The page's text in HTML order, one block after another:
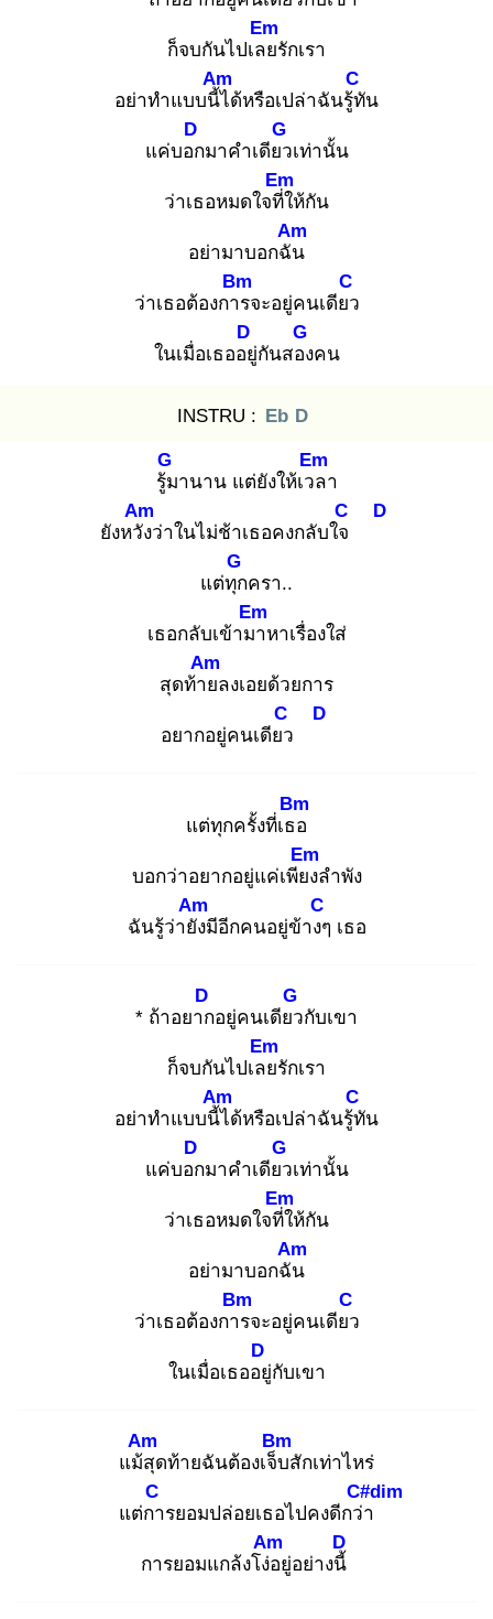
ก็จบกันไปเลย
Em
รักเรา
อย่าทำแบบนี้ไ
Am
ด้หรือเปล่าฉันรู้ทั
C
น
แค่บอก
D
มาคำเดียว
G
เท่านั้น
ว่าเธอหมดใจที่ใ
Em
ห้กัน
อย่ามาบอกฉัน
Am
ว่าเธอต้องการ
Bm
จะอยู่คนเดียว
C
ในเมื่อเธออยู่
D
กันสอง
G
คน
INSTRU : Eb D
รู้ม
G
านาน แต่ยังให้เวล
Em
า
ยังหวัง
Am
ว่าในไม่ช้าเธอคงกลับใจ
C D
แต่ทุก
G
ครา..
เธอกลับเข้ามา
Em
หาเรื่องใส่
สุดท้าย
Am
ลงเอยด้วยการ
อยากอยู่คนเดียว
C D
แต่ทุกครั้งที่เธอ
Bm
บอกว่าอยากอยู่แค่เพียง
Em
ลำพัง
ฉันรู้ว่ายัง
Am
มีอีกคนอยู่ข้างๆ
C
เธอ
* ถ้าอยาก
D
อยู่คนเดียว
G
กับเขา
ก็จบกันไปเลย
Em
รักเรา
อย่าทำแบบนี้ไ
Am
ด้หรือเปล่าฉันรู้ทั
C
น
แค่บอก
D
มาคำเดียว
G
เท่านั้น
ว่าเธอหมดใจที่ใ
Em
ห้กัน
อย่ามาบอกฉัน
Am
ว่าเธอต้องการ
Bm
จะอยู่คนเดียว
C
ในเมื่อเธออยู่
D
กับเขา
แม้สุ
Am
ดท้ายฉันต้องเจ็บ
Bm
สักเท่าไหร่
แต่กา
C
รยอมปล่อยเธอไปคงดีกว่า
C#dim
การยอมแกล้งโง่อ
Am
ยู่อย่างนี้
D